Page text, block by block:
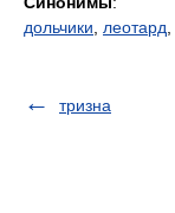
дольчики
леотард
тризна